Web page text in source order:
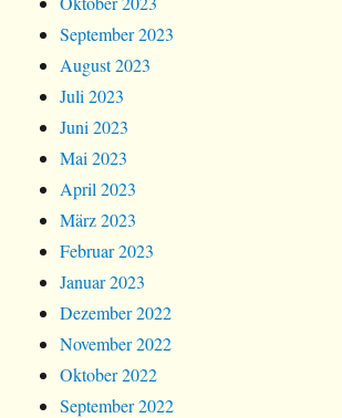
September 2023
August 2023
Juli 2023
Juni 2023
Mai 2023
April 2023
März 2023
Februar 2023
Januar 2023
Dezember 2022
November 2022
Oktober 2022
September 2022